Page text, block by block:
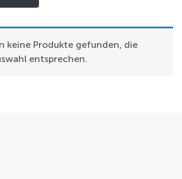
keine Produkte gefunden, die
entsprechen.